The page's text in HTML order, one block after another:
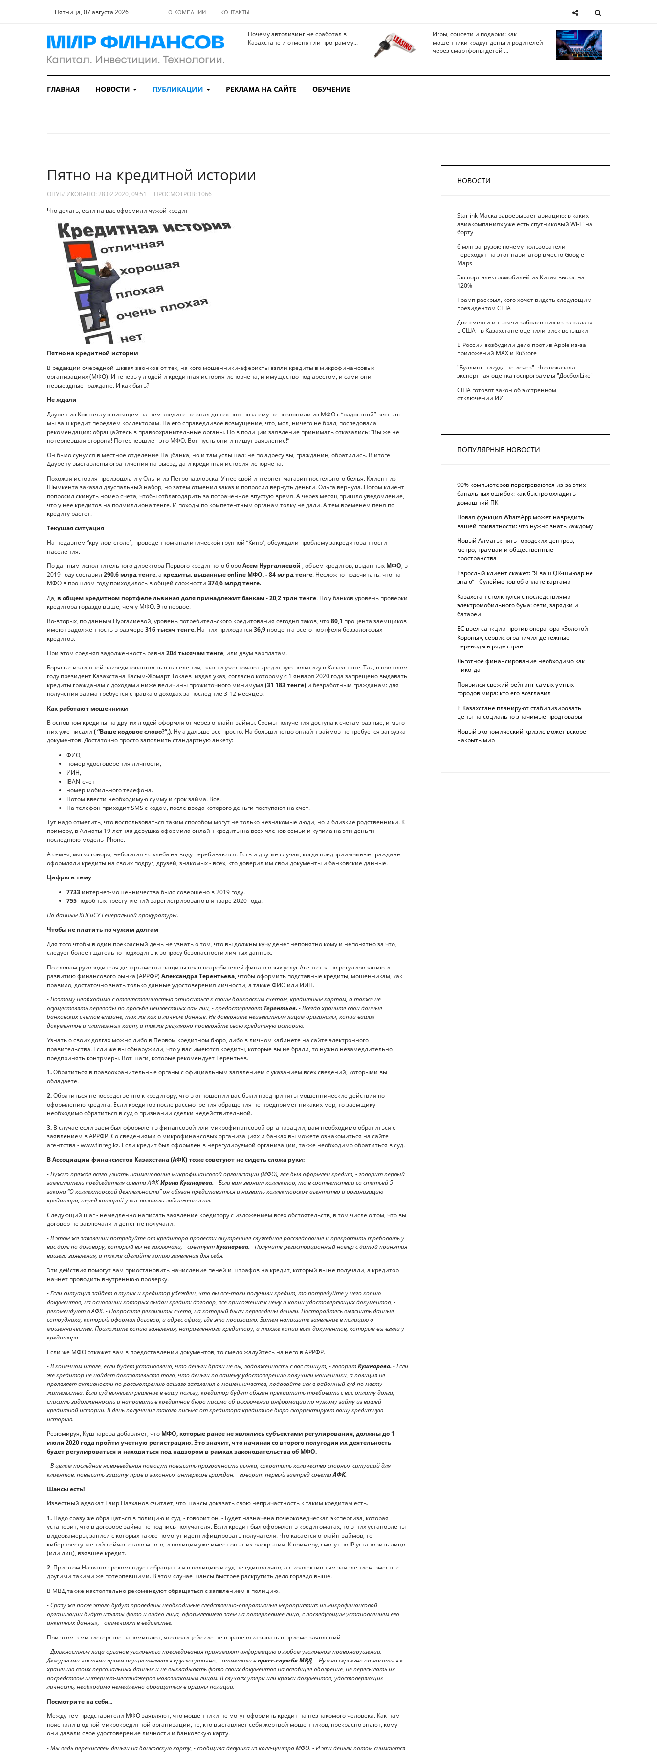
Пятница, 07 августа 2026 О КОМПАНИИ КОНТАКТЫ
Почему автолизинг не сработал в
Казахстане и отменят ли программу...
Игры, соцсети и подарки: как
мошенники крадут деньги родителей
через смартфоны детей ...
ГЛАВНАЯ НОВОСТИ ПУБЛИКАЦИИ РЕКЛАМА НА САЙТЕ ОБУЧЕНИЕ
Пятно на кредитной истории
ОПУБЛИКОВАНО: 28.02.2020, 09:51 ПРОСМОТРОВ: 1066
Что делать, если на вас оформили чужой кредит
Пятно на кредитной истории
В редакции очередной шквал звонков от тех, на кого мошенники-аферисты взяли кредиты в микрофинансовых
организациях (МФО). И теперь у людей и кредитная история испорчена, и имущество под арестом, и сами они
невыездные граждане. И как быть?
Не ждали
Даурен из Кокшетау о висящем на нем кредите не знал до тех пор, пока ему не позвонили из МФО с “радостной” вестью:
мы ваш кредит передаем коллекторам. На его справедливое возмущение, что, мол, ничего не брал, последовала
рекомендация: обращайтесь в правоохранительные органы. Но в полиции заявление принимать отказались: “Вы же не
потерпевшая сторона! Потерпевшие - это МФО. Вот пусть они и пишут заявление!”
Он было сунулся в местное отделение Нацбанка, но и там услышал: не по адресу вы, гражданин, обратились. В итоге
Даурену выставлены ограничения на выезд, да и кредитная история испорчена.
Похожая история произошла и у Ольги из Петропавловска. У нее свой интернет-магазин постельного белья. Клиент из
Шымкента заказал двуспальный набор, но затем отменил заказ и попросил вернуть деньги. Ольга вернула. Потом клиент
попросил скинуть номер счета, чтобы отблагодарить за потраченное впустую время. А через месяц пришло уведомление,
что у нее кредитов на полмиллиона тенге. И походы по компетентным органам толку не дали. А тем временем пеня по
кредиту растет.
Текущая ситуация
На недавнем “круглом столе”, проведенном аналитической группой “Кипр”, обсуждали проблему закредитованности
населения.
По данным исполнительного директора Первого кредитного бюроАсем Нургалиевой , объем кредитов, выданных МФО, в
2019 году составил 290,6 млрд тенге,а кредиты, выданные online МФО, - 84 млрд тенге. Несложно подсчитать, что на
МФО в прошлом году приходилось в общей сложности 374,6 млрд тенге.
Да, в общем кредитном порт­феле львиная доля принадлежит банкам - 20,2 трлн тенге. Но у банков уровень проверки
кредитора гораздо выше, чем у МФО. Это первое.
Во-вторых, по данным Нургалиевой, уровень потребительского кредитования сегодня таков, что80,1 процента заемщиков
имеют задолженность в размере 316 тысяч тенге. На них приходится 36,9 процента всего портфеля беззалоговых
кредитов.
При этом средняя задолженность равна 204 тысячам тенге, или двум зарплатам.
Борясь с излишней закредитованностью населения, власти ужесточают кредитную политику в Казахстане. Так, в прошлом
году президент Казахстана Касым-Жомарт Токаев издал указ, согласно которому с 1 января 2020 года запрещено выдавать
кредиты гражданам с доходами ниже величины прожиточного минимума (31 183 тенге) и безработным гражданам: для
получения займа требуется справка о доходах за последние 3-12 месяцев.
Как работают мошенники
В основном кредиты на других людей оформляют через онлайн-займы. Схемы получения доступа к счетам разные, и мы о
них уже писали ( “Ваше кодовое слово?”,). Ну а дальше все просто. На большинство онлайн-займов не требуется загрузка
документов. Достаточно просто заполнить стандартную анкету:
ФИО,
номер удостоверения личности,
ИИН,
IBAN-счет
номер мобильного телефона.
Потом ввести необходимую сумму и срок займа. Все.
На телефон приходит SMS с кодом, после ввода которого деньги поступают на счет.
Тут надо отметить, что воспользоваться таким способом могут не только незнакомые люди, но и близкие родственники. К
примеру, в Алматы 19-летняя девушка оформила онлайн-кредиты на всех членов семьи и купила на эти деньги
последнюю модель iPhone.
А семья, мягко говоря, небогатая - с хлеба на воду перебиваются. Есть и другие случаи, когда предприимчивые граждане
оформляли кредиты на своих подруг, друзей, знакомых - всех, кто доверил им свои документы и банковские данные.
Цифры в тему
7733 интернет-мошенничества было совершено в 2019 году.
755 подобных преступлений зарегистрировано в январе 2020 года.
По данным КПСиСУ Генеральной прокуратуры.
Чтобы не платить по чужим долгам
Для того чтобы в один прекрасный день не узнать о том, что вы должны кучу денег непонятно кому и непонятно за что,
следует более тщательно подходить к вопросу безопасности личных данных.
По словам руководителя департамента защиты прав потребителей финансовых услуг Агентства по регулированию и
развитию финансового рынка (АРРФР) Александра Терентьева, чтобы оформить подставные кредиты, мошенникам, как
правило, достаточно знать только данные удостоверения личности, а также ФИО или ИИН.
- Поэтому необходимо с ответственностью относиться к своим банковским счетам, кредитным картам, а также не
осуществлять переводы по просьбе неизвестных вам лиц, - предостерегает Терентьев. - Всегда храните свои данные
банковских счетов втайне, так же как и личные данные. Не доверяйте неизвестным лицам оригиналы, копии ваших
документов и платежных карт, а также регулярно проверяйте свою кредитную историю.
Узнать о своих долгах можно либо в Первом кредитном бюро, либо в личном кабинете на сайте электронного
правительства. Если же вы обнаружили, что у вас имеются кредиты, которые вы не брали, то нужно незамедлительно
предпринять контрмеры. Вот шаги, которые рекомендует Терентьев.
1.Обратиться в правоохранительные органы с официальным заявлением c указанием всех сведений, которыми вы
обладаете.
2.Обратиться непосредственно к кредитору, что в отношении вас были предприняты мошеннические действия по
оформлению кредита. Если кредитор после рассмотрения обращения не предпримет никаких мер, то заемщику
необходимо обратиться в суд о признании сделки недействительной.
3. В случае если заем был оформ­лен в финансовой или микрофинансовой организации, вам необходимо обратиться с
заявлением в АРРФР. Со сведениями о микрофинансовых организациях и банках вы можете ознакомиться на сайте
агентства - www.finreg.kz. Если кредит был оформлен в нерегулируемой организации, также необходимо обратиться в суд.
В Ассоциации финансистов Казахстана (АФК) тоже советуют не сидеть сложа руки:
- Нужно прежде всего узнать наименование микрофинансовой организации (МФО), где был оформлен кредит, - говорит первый
заместитель председателя совета АФКИрина Кушнарева. - Если вам звонит коллектор, то в соответствии со статьей 5
закона “О коллекторской деятельности” он обязан представиться и назвать коллекторское агентство и организацию-
кредитора, перед которой у вас возникла задолженность.
Следующий шаг - немедленно написать заявление кредитору с изложением всех обстоятельств, в том числе о том, что вы
договор не заключали и денег не получали.
- В этом же заявлении потребуйте от кредитора провести внутреннее служебное расследование и прекратить требовать у
вас долг по договору, который вы не заключали, - советуетКушнарева. - Получите регистрационный номер с датой принятия
вашего заявления, а также сделайте копию заявления для себя.
Эти действия помогут вам приостановить начисление пеней и штрафов на кредит, который вы не получали, а кредитор
начнет проводить внутреннюю проверку.
- Если ситуация зайдет в тупик и кредитор убежден, что вы все-таки получили кредит, то потребуйте у него копию
документов, на основании которых выдан кредит: договор, все приложения к нему и копии удостоверяющих документов, -
рекомендуют в АФК. - Попросите реквизиты счета, на который были переведены деньги. Постарайтесь выяснить данные
сотрудника, который оформил договор, и адрес офиса, где это произошло. Затем напишите заявление в полицию о
мошенничестве. Приложите копию заявления, направленного кредитору, а также копии всех документов, которые вы взяли у
кредитора.
Если же МФО откажет вам в предоставлении документов, то смело жалуйтесь на него в АРРФР.
- В конечном итоге, если будет установлено, что деньги брали не вы, задолженность с вас спишут, - говоритКушнарева. - Если
же кредитор не найдет доказательств того, что деньги по вашему удостоверению получили мошенники, а полиция не
проявляет активности по рассмотрению вашего заявления о мошенничестве, подавайте иск в районный суд по месту
жительства. Если суд вынесет решение в вашу пользу, кредитор будет обязан прекратить требовать с вас оплату долга,
списать задолженность и направить в кредитное бюро письмо об исключении информации по чужому займу из вашей
кредитной истории. В день получения такого письма от кредитора кредитное бюро скорректирует вашу кредитную
историю.
Резюмируя, Кушнарева добавляет, что МФО, которые ранее не являлись субъектами регулирования, должны до 1
июля 2020 года пройти учетную регистрацию. Это значит, что начиная со второго полугодия их деятельность
будет регулироваться и находиться под надзором в рамках законодательства об МФО.
- В целом последние нововведения помогут повысить прозрачность рынка, сократить количество спорных ситуаций для
клиентов, повысить защиту прав и законных интересов граждан, - говорит первый зампред советаАФК.
Шансы есть!
Известный адвокат Таир Назханов считает, что шансы доказать свою непричастность к таким кредитам есть.
1. Надо сразу же обращаться в полицию и суд, - говорит он. - Будет назначена почерковедческая экспертиза, которая
установит, что в договоре займа не подпись получателя. Если кредит был оформлен в кредитоматах, то в них установлены
видеокамеры, записи с которых также помогут идентифицировать получателя. Что касается онлайн-займов, то
киберпреступлений сейчас стало много, и полиция уже имеет опыт их раскрытия. К примеру, смогут по IP установить лицо
(или лиц), взявшее кредит.
2. При этом Назханов рекомендует обращаться в полицию и суд не единолично, а с коллективным заявлением вместе с
другими такими же потерпевшими. В этом случае шансы быстрее раскрутить дело гораздо выше.
В МВД также настоятельно рекомендуют обращаться с заявлением в полицию.
- Сразу же после этого будут проведены необходимые следственно-оперативные мероприятия: из микрофинансовой
организации будут изъяты фото и видео лица, оформлявшего заем на потерпевшее лицо, с последующим установлением его
анкетных данных, - отмечают в ведомстве.
При этом в министерстве напоминают, что полицейские не вправе отказывать в приеме заявлений.
- Должностные лица органов уголовного преследования принимают информацию о любом уголовном правонарушении.
Дежурными частями прием осуществляется круглосуточно, - отметили впресс-службе МВД. - Нужно серьезно относиться к
хранению своих персональных данных и не выкладывать фото своих документов на всеобщее обозрение, не пересылать их
посредством интернет-мессенд­жеров малознакомым лицам. В случаях утери или кражи документов, удостоверяющих
личность, необходимо немедленно обращаться в органы полиции.
Посмотрите на себя...
Между тем представители МФО заявляют, что мошенники не могут оформить кредит на незнакомого человека. Как нам
пояснили в одной микрокредитной организации, те, кто выставляет себя жертвой мошенников, прекрасно знают, кому
они давали свое удостоверение личности и банковскую карту.
- Мы ведь перечисляем деньги на банковскую карту, - сообщила девушка из колл-центра МФО. - И эти деньги потом снимаются
НОВОСТИ
Starlink Маска завоевывает авиацию: в каких
авиакомпаниях уже есть спутниковый Wi-Fi на
борту
6 млн загрузок: почему пользователи
переходят на этот навигатор вместо Google
Maps
Экспорт электромобилей из Китая вырос на
120%
Трамп раскрыл, кого хочет видеть следующим
президентом США
Две смерти и тысячи заболевших из-за салата
в США - в Казахстане оценили риск вспышки
В России возбудили дело против Apple из-за
приложений MAX и RuStore
"Буллинг никуда не исчез". Что показала
экспертная оценка госпрограммы "ДосболLike"
США готовят закон об экстренном
отключении ИИ
ПОПУЛЯРНЫЕ НОВОСТИ
90% компьютеров перегреваются из-за этих
банальных ошибок: как быстро охладить
домашний ПК
Новая функция WhatsApp может навредить
вашей приватности: что нужно знать каждому
Новый Алматы: пять городских центров,
метро, трамваи и общественные
пространства
Взрослый клиент скажет: “Я ваш QR-шмюар не
знаю“ - Сулейменов об оплате картами
Казахстан столкнулся с последствиями
электромобильного бума: сети, зарядки и
батареи
ЕС ввел санкции против оператора «Золотой
Короны», сервис ограничил денежные
переводы в ряде стран
Льготное финансирование необходимо как
никогда
Появился свежий рейтинг самых умных
городов мира: кто его возглавил
В Казахстане планируют стабилизировать
цены на социально значимые продтовары
Новый экономический кризис может вскоре
накрыть мир